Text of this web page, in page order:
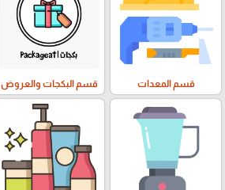
قسم المعدات قسم البكجات والعروض